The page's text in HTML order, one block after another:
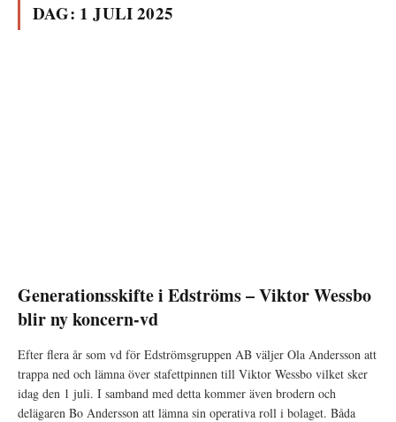
DAG: 1 JULI 2025
Generationsskifte i Edströms – Viktor Wessbo
blir ny koncern-vd
Efter flera år som vd för Edströmsgruppen AB väljer Ola Andersson att
trappa ned och lämna över stafettpinnen till Viktor Wessbo vilket sker
idag den 1 juli. I samband med detta kommer även brodern och
delägaren Bo Andersson att lämna sin operativa roll i bolaget. Båda